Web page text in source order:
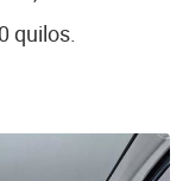
quilos.